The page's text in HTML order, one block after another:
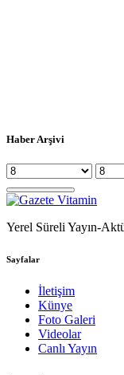
Haber Arşivi
Yerel Süreli Yayın-
Sayfalar
İletişim
Künye
Foto Galeri
Videolar
Canlı Yayın